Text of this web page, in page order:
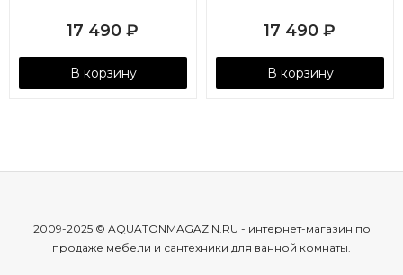
17 490 ₽
В корзину
17 490 ₽
В корзину
2009-2025 © AQUATONMAGAZIN.RU - интернет-магазин по
продаже мебели и сантехники для ванной комнаты.